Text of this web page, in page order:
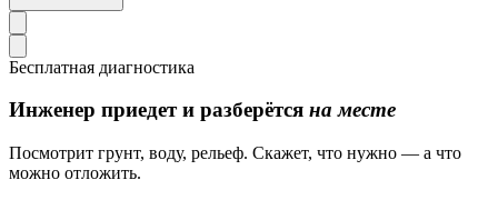
Бесплатная диагностика
Инженер приедет и разберётся на месте
Посмотрит грунт, воду, рельеф. Скажет, что нужно — а что
можно отложить.